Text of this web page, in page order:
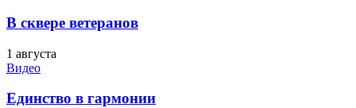
В сквере ветеранов
1 августа
Видео
Единство в гармонии